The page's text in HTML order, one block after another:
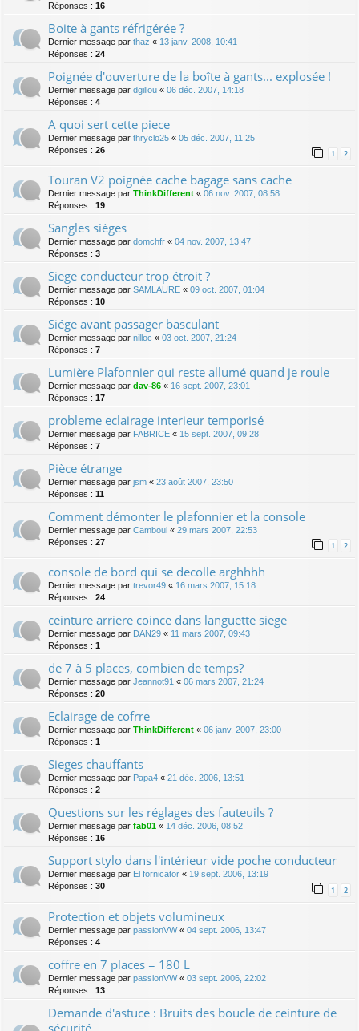
Réponses : 16
Boite à gants réfrigérée ?
Dernier message par thaz « 13 janv. 2008, 10:41
Réponses : 24
Poignée d'ouverture de la boîte à gants... explosée !
Dernier message par dgillou « 06 déc. 2007, 14:18
Réponses : 4
A quoi sert cette piece
Dernier message par thryclo25 « 05 déc. 2007, 11:25
Réponses : 26 1 2
Touran V2 poignée cache bagage sans cache
Dernier message par ThinkDifferent « 06 nov. 2007, 08:58
Réponses : 19
Sangles sièges
Dernier message par domchfr « 04 nov. 2007, 13:47
Réponses : 3
Siege conducteur trop étroit ?
Dernier message par SAMLAURE « 09 oct. 2007, 01:04
Réponses : 10
Siége avant passager basculant
Dernier message par nilloc « 03 oct. 2007, 21:24
Réponses : 7
Lumière Plafonnier qui reste allumé quand je roule
Dernier message par dav-86 « 16 sept. 2007, 23:01
Réponses : 17
probleme eclairage interieur temporisé
Dernier message par FABRICE « 15 sept. 2007, 09:28
Réponses : 7
Pièce étrange
Dernier message par jsm « 23 août 2007, 23:50
Réponses : 11
Comment démonter le plafonnier et la console
Dernier message par Camboui « 29 mars 2007, 22:53
Réponses : 27 1 2
console de bord qui se decolle arghhhh
Dernier message par trevor49 « 16 mars 2007, 15:18
Réponses : 24
ceinture arriere coince dans languette siege
Dernier message par DAN29 « 11 mars 2007, 09:43
Réponses : 1
de 7 à 5 places, combien de temps?
Dernier message par Jeannot91 « 06 mars 2007, 21:24
Réponses : 20
Eclairage de cofrre
Dernier message par ThinkDifferent « 06 janv. 2007, 23:00
Réponses : 1
Sieges chauffants
Dernier message par Papa4 « 21 déc. 2006, 13:51
Réponses : 2
Questions sur les réglages des fauteuils ?
Dernier message par fab01 « 14 déc. 2006, 08:52
Réponses : 16
Support stylo dans l'intérieur vide poche conducteur
Dernier message par El fornicator « 19 sept. 2006, 13:19
Réponses : 30 1 2
Protection et objets volumineux
Dernier message par passionVW« 04 sept. 2006, 13:47
Réponses : 4
coffre en 7 places = 180 L
Dernier message par passionVW« 03 sept. 2006, 22:02
Réponses : 13
Demande d'astuce : Bruits des boucle de ceinture de
sécurité